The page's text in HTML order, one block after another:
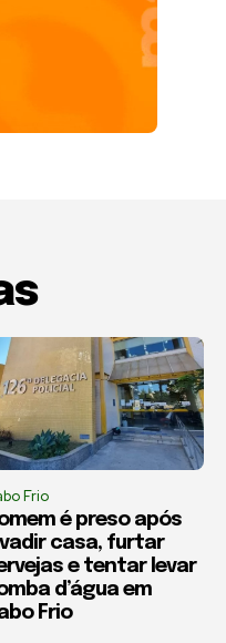
Frio
é preso após
casa, furtar
e tentar levar
d’água em
Frio